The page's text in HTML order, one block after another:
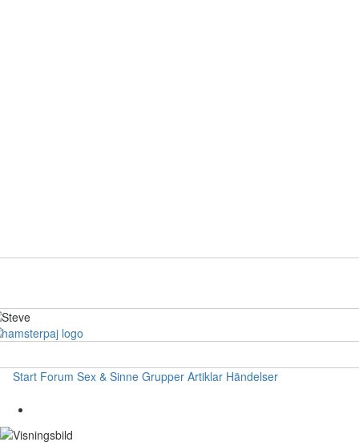
Start Forum Sex & Sinne Grupper Artiklar Händelser